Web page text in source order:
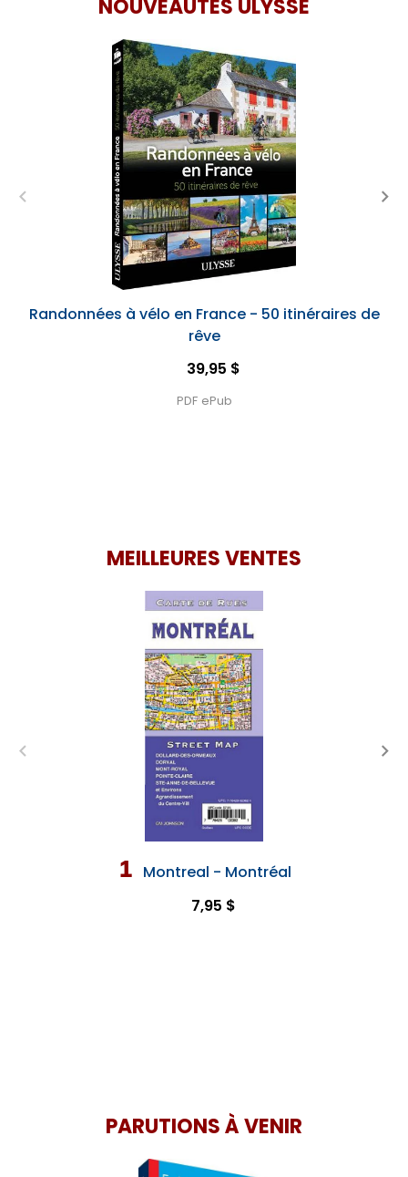
NOUVEAUTÉS ULYSSE
Randonnées à vélo en France - 50 itinéraires de
rêve
39,95 $
PDF ePub
MEILLEURES VENTES
1 Montreal - Montréal
7,95 $
PARUTIONS À VENIR